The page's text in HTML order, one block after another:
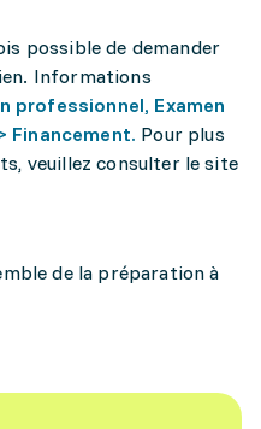
possible de demander
Informations
professionnel, Examen
Financement. Pour plus
veuillez consulter le site
de la préparation à